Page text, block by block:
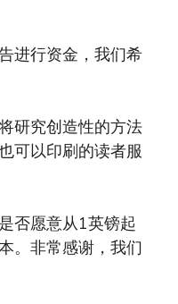
进行资金，我们希
研究创造性的方法
可以印刷的读者服
否愿意从1英镑起
。非常感谢，我们